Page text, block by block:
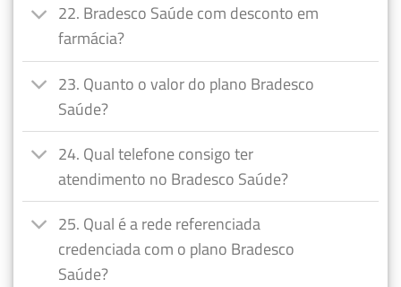
22. Bradesco Saúde com desconto em
farmácia?
23. Quanto o valor do plano Bradesco
Saúde?
24. Qual telefone consigo ter
atendimento no Bradesco Saúde?
25. Qual é a rede referenciada
credenciada com o plano Bradesco
Saúde?